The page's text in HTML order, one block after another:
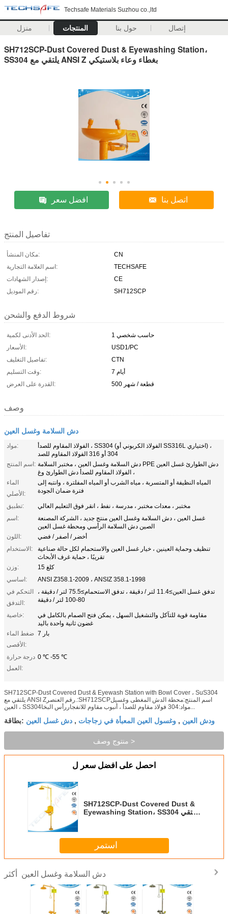
Techsafe Materials Suzhou co.,ltd
منزل المنتجات حول بنا إتصال
SH712SCP-Dust Covered Dust & Eyewashing Station،
SS304 يلتقي مع ANSI Z بغطاء وعاء بلاستيكي
افضل سعر اتصل بنا
تفاصيل المنتج
مكان المنشأ:
CN
اسم العلامة التجارية:
TECHSAFE
إصدار الشهادات:
CE
رقم الموديل:
SH712SCP
شروط الدفع والشحن
الحد الأدنى لكمية:
حاسب شخصي 1
الأسعار:
USD1/PC
تفاصيل التغليف:
CTN
وقت التسليم:
7 أيام
القدرة على العرض:
500 قطعة / شهر
وصف
دش السلامة وغسل العين
مواد:
الفولاذ المقاوم للصدأ ، SS304 (الفولاذ الكربوني أو SS316L اختياري) ،
304 أو 316 الفولاذ المقاوم للصد
اسم المنتج: دش السلامة وغسل العين ، مختبر السلامة PPE دش الطوارئ غسل العين
، الفولاذ المقاوم للصدأ دش الطوارئ وغ
الماء
الأصلي:
المياه النظيفة أو المتسربة ، مياه الشرب أو المياه المفلترة ، وانتبه إلى
فترة ضمان الجودة
تطبيق:
مختبر ، معدات مختبر ، مدرسة ، نفط ، انقر فوق التعليم العالي
اسم:
غسل العين ، دش السلامة وغسل العين منتج جديد ، الشركة المصنعة
الصين دش السلامة الرأسي ومحطة غسل العين
اللون:
أخضر / أصفر / فضي
الاستخدام:
تنظيف وحماية العينين ، خيار غسل العين والاستحمام لكل حالة صناعية
تقريبًا ، حماية غرف الأبحاث
وزن:
15 كلغ
اساسي:
ANSI Z358.1-2009 ، ANSIZ 358.1-1998
التحكم في
التدفق:
تدفق غسل العين≥11.4 لتر / دقيقة ، تدفق الاستحمام≥75.5 لتر / دقيقة ،
80-100 لتر / دقيقة
خاصية:
مقاومة قوية للتآكل والتشغيل السهل ، يمكن فتح الصمام بالكامل في
غضون ثانية واحدة باليد
ضغط الماء
الأقصى:
7 بار
درجة حرارة
العمل:
0 ℃ -55 ℃
SH712SCP-Dust Covered Dust & Eyewash Station with Bowl Cover ، SuS304
يلتقي مع ANSI Zرقم العنصر.:SH712SCPاسم المنتج:محطة الدش المغطى وغسيل
العين ، SS304مواد:304 فولاذ مقاوم للصدأ ، أنبوب مقاوم للانفجاررأس البخا...
بطاقة: دش غسل العين , وغسول العين المعبأة في زجاجات , ودش العين
منتوج وصف >
احصل على افضل سعر ل
SH712SCP-Dust Covered Dust &
Eyewashing Station، SS304 يلتقي
استمر
دش السلامة وغسل العين